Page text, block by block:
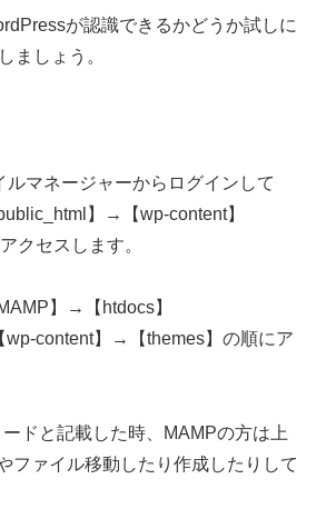
が認識できるかどうか試しに
ましょう。
ルマネージャーからログインして
】→【wp-content】
クセスします。
】→【htdocs】
content】→【themes】の順にア
ドと記載した時、MAMPの方は上
ファイル移動したり作成したりして